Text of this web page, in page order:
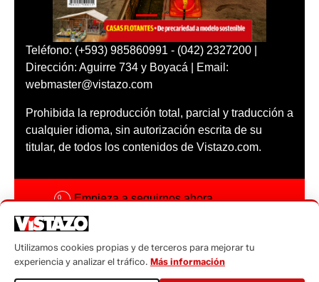
Teléfono: (+593) 985860991 - (042) 2327200 |
Dirección: Aguirre 734 y Boyacá | Email:
webmaster@vistazo.com
Prohibida la reproducción total, parcial y traducción a
cualquier idioma, sin autorización escrita de su
titular, de todos los contenidos de Vistazo.com.
Empieza a seguirnos ahora
Código ética
Sugerencias a:
Utilizamos cookies propias y de terceros para mejorar tu
experiencia y analizar el tráfico. Más información